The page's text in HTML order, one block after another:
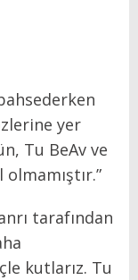
yer
Tu BeAv ve
tarafından
kutlarız. Tu